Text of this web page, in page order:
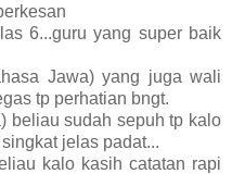
6...guru yang super baik
Jawa) yang juga wali
tp perhatian bngt.
beliau sudah sepuh tp kalo
jelas padat...
kalo kasih catatan rapi